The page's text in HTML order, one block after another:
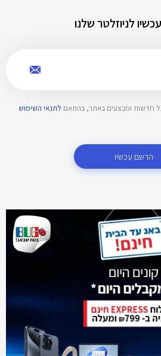
לניוזלטר שלנו
על חדשות ומבצעים באתר, בהתאם לתנאי השימוש
הרשם עכשיו